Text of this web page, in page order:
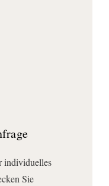
individuelles
Sie